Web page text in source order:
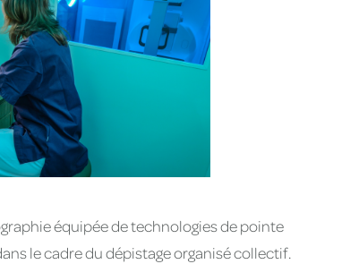
équipée de technologies de pointe
le cadre du dépistage organisé collectif.